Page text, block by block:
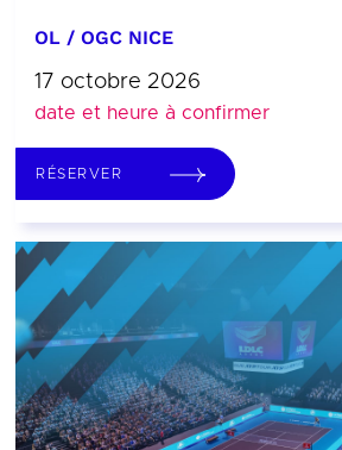
OL / OGC NICE
17 octobre 2026
date et heure à confirmer
RÉSERVER